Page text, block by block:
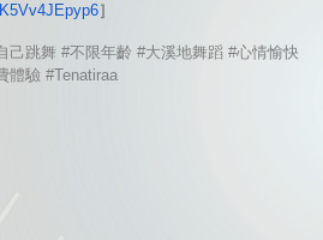
］
己跳舞 #不限年齡 #大溪地舞蹈 #心情愉快
體驗 #Tenatiraa